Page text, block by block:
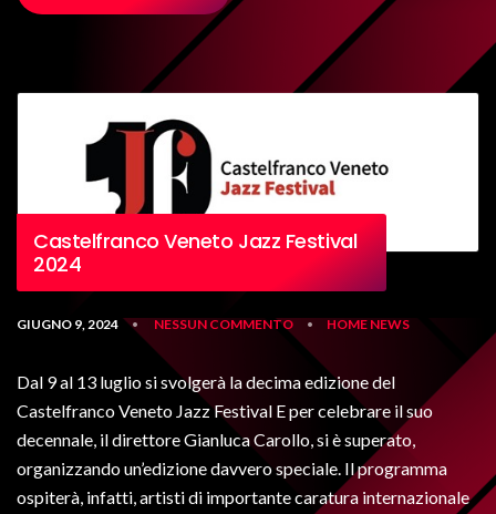
Castelfranco Veneto Jazz Festival
2024
GIUGNO 9, 2024 • NESSUN COMMENTO • HOME NEWS
Dal 9 al 13 luglio si svolgerà la decima edizione del
Castelfranco Veneto Jazz Festival E per celebrare il suo
decennale, il direttore Gianluca Carollo, si è superato,
organizzando un’edizione davvero speciale. Il programma
ospiterà, infatti, artisti di importante caratura internazionale